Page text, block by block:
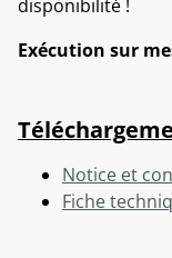
disponibilité !
Exécution sur
Notice et
Fiche